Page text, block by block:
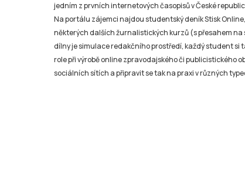
jedním z prvních internetových časopisů v České
Na portálu zájemci najdou studentský deník Stisk
některých dalších žurnalistických kurzů (s přesahem
dílny je simulace redakčního prostředí, každý student si
role při výrobě online zpravodajského či publicistického
sociálních sítích a připravit se tak na praxi v různých